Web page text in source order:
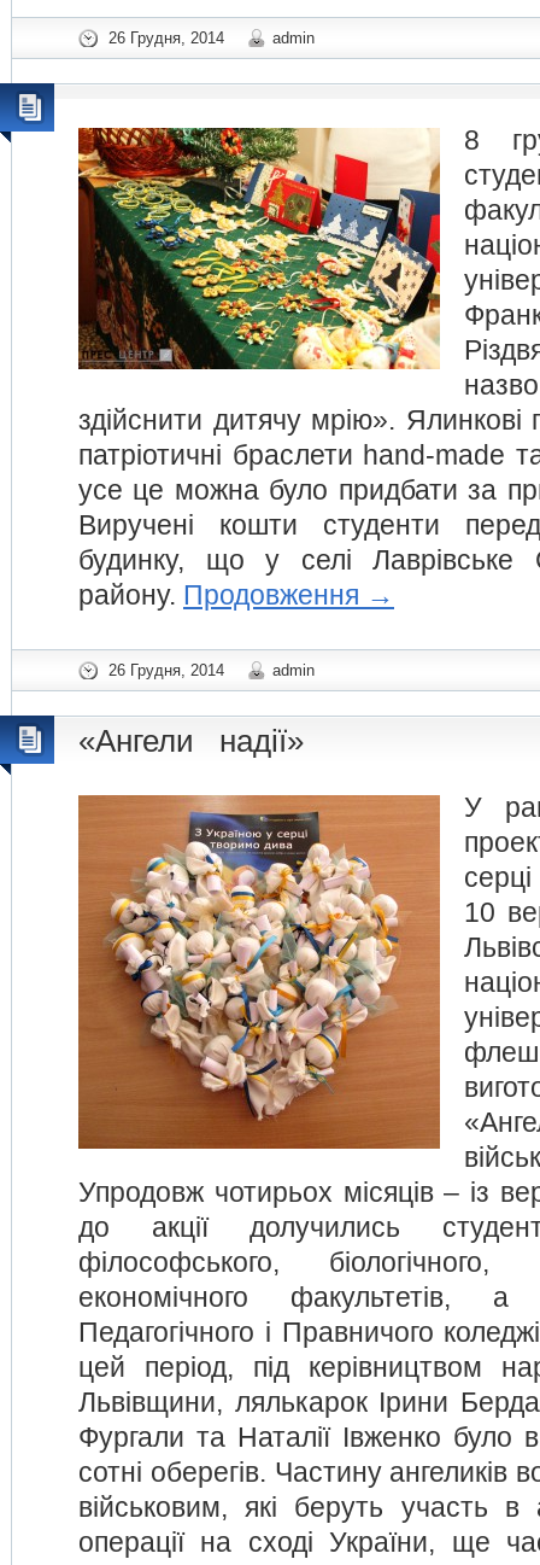
26 Грудня, 2014 admin
8
здійснити дитячу мрію». Ялинкові
патріотичні браслети hand-made
усе це можна було придбати за
Виручені кошти студенти
будинку, що у селі Лаврівське
району. Продовження →
26 Грудня, 2014 admin
«Ангели надії»
У
10
Упродовж чотирьох місяців – із
до акції долучились
філософського,
економічного факультетів,
Педагогічного і Правничого
цей період, під керівництвом
Львівщини, лялькарок Ірини
Фургали та Наталії Івженко було
сотні оберегів. Частину ангеликів
військовим, які беруть участь в
операції на сході України, ще